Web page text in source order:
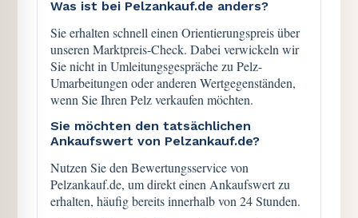
Was ist bei Pelzankauf.de anders?
Sie erhalten schnell einen Orientierungspreis über
unseren Marktpreis-Check. Dabei verwickeln wir
Sie nicht in Umleitungsgespräche zu Pelz-
Umarbeitungen oder anderen Wertgegenständen,
wenn Sie Ihren Pelz verkaufen möchten.
Sie möchten den tatsächlichen
Ankaufswert von Pelzankauf.de?
Nutzen Sie den Bewertungsservice von
Pelzankauf.de, um direkt einen Ankaufswert zu
erhalten, häufig bereits innerhalb von 24 Stunden.